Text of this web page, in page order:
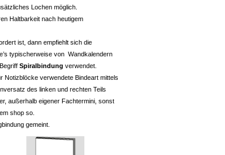
Lochen möglich.
Haltbarkeit nach heutigem
ist, dann empfiehlt sich die
typischerweise von Wandkalendern
Spiralbindung verwendet.
Notizblöcke verwendete Bindeart mittels
des linken und rechten Teils
außerhalb eigener Fachtermini, sonst
shop so.
gemeint.